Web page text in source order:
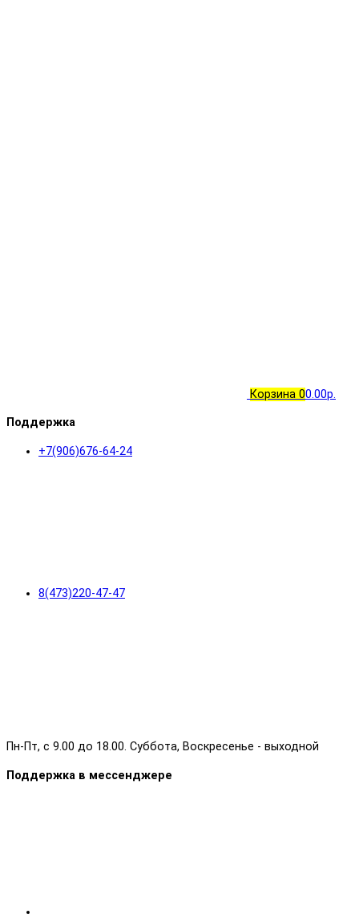
Корзина 00.00р.
Поддержка
+7(906)676-64-24
8(473)220-47-47
Пн-Пт, с 9.00 до 18.00. Суббота, Воскресенье - выходной
Поддержка в мессенджере